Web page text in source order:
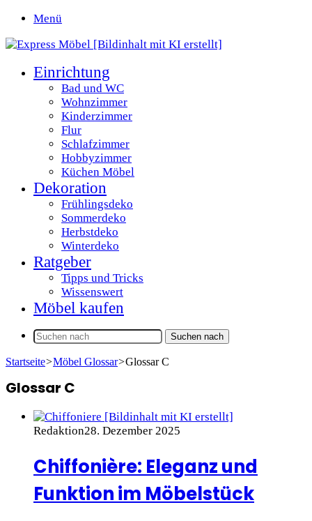
Menü
Einrichtung
Bad und WC
Wohnzimmer
Kinderzimmer
Flur
Schlafzimmer
Hobbyzimmer
Küchen Möbel
Dekoration
Frühlingsdeko
Sommerdeko
Herbstdeko
Winterdeko
Ratgeber
Tipps und Tricks
Wissenswert
Möbel kaufen
Suchen nach
Startseite>Möbel Glossar>Glossar C
Glossar C
Redaktion28. Dezember 2025
Chiffonière: Eleganz und
Funktion im Möbelstück